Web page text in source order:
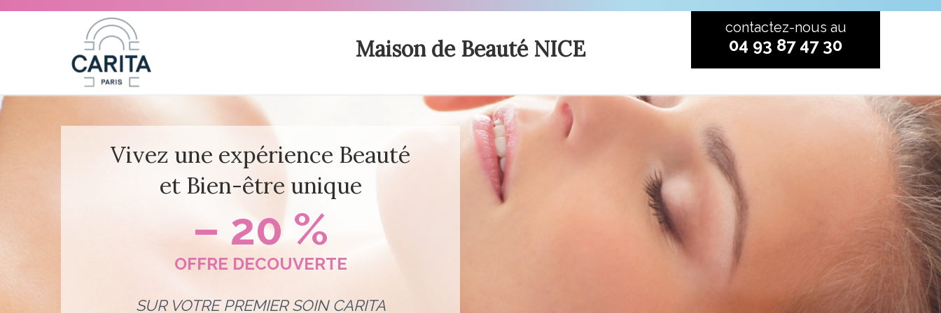
Maison de Beauté NICE
contactez-nous au
04 93 87 47 30
Vivez une expérience Beauté
et Bien-être unique
– 20 %
OFFRE DECOUVERTE
SUR VOTRE PREMIER SOIN CARITA